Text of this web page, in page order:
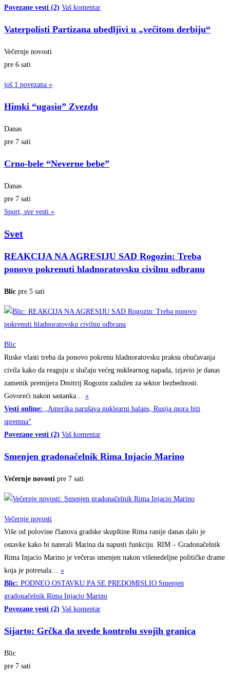
Povezane vesti (2) Vaš komentar
Vaterpolisti Partizana ubedljivi u „večitom derbiju“
Večernje novosti
pre 6 sati
još 1 povezana »
Himki “ugasio” Zvezdu
Danas
pre 7 sati
Crno-bele “Neverne bebe”
Danas
pre 7 sati
Sport, sve vesti »
Svet
REAKCIJA NA AGRESIJU SAD Rogozin: Treba
ponovo pokrenuti hladnoratovsku civilnu odbranu
Blic pre 5 sati
Blic
Ruske vlasti treba da ponovo pokrenu hladnoratovsku praksu obučavanja
civila kako da reaguju u slučaju većeg nuklearnog napada, izjavio je danas
zamenik premijera Dmitrij Rogozin zadužen za sektor bezbednosti.
Govoreći nakon sastanka… »
Vesti online: „Amerika narušava nuklearni balans, Rusija mora biti
spremna“
Povezane vesti (2) Vaš komentar
Smenjen gradonačelnik Rima Injacio Marino
Večernje novosti pre 7 sati
Večernje novosti
Više od polovine članova gradske skupštine Rima ranije danas dalo je
ostavke kako bi naterali Marina da napusti funkciju. RIM – Gradonačelnik
Rima Injacio Marino je večeras smenjen nakon višenedeljne političke drame
koja je potresala… »
Blic: PODNEO OSTAVKU PA SE PREDOMISLIO Smenjen
gradonačelnik Rima Injacio Marino
Povezane vesti (2) Vaš komentar
Sijarto: Grčka da uvede kontrolu svojih granica
Blic
pre 7 sati